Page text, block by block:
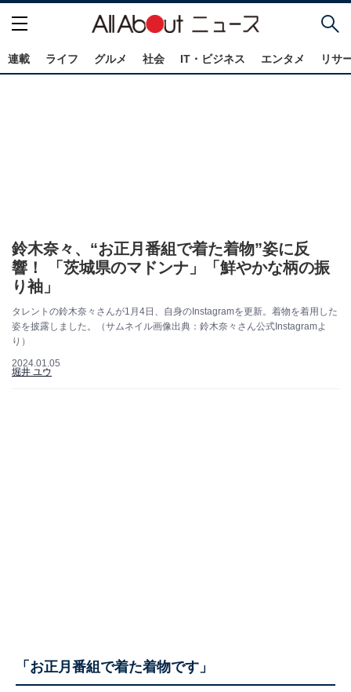
連載 ライフ グルメ 社会 IT・ビジネス エンタメ リサ
鈴木奈々、“お正月番組で着た着物”姿に反
響！ 「茨城県のマドンナ」「鮮やかな柄の振
り袖」
タレントの鈴木奈々さんが1月4日、自身のInstagramを更新。着物を着用した
姿を披露しました。（サムネイル画像出典：鈴木奈々さん公式Instagramよ
り）
2024.01.05
堀井 ユウ
「お正月番組で着た着物です」